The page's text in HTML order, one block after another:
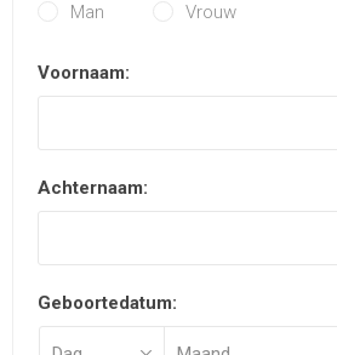
Man Vrouw
Voornaam:
Achternaam:
Geboortedatum: